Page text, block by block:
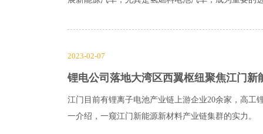
2023-02-07
锂电公司落地大湾区西翼枢纽聚焦江门新
江门目前有锂离子电池产业链上游企业20余家，高工
一介绍，一窥江门新能源新材料产业链集群的实力。